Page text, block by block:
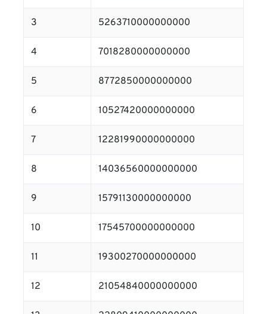
3 5263710000000000
4 7018280000000000
5 8772850000000000
6 10527420000000000
7 12281990000000000
8 14036560000000000
9 15791130000000000
10 17545700000000000
11 19300270000000000
12 21054840000000000